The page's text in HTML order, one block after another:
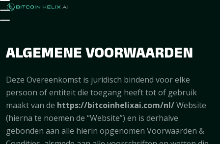
ALGEMENE VOORWAARDEN
Deze Overeenkomst is juridisch bindend voor elke
persoon of entiteit die toegang heeft tot of gebruik
maakt van de https://bitcoinhelixai.com/nl/Website
(hierna te noemen de “Website”) en is derhalve
gebonden aan alle hierin opgenomen Voorwaarden &